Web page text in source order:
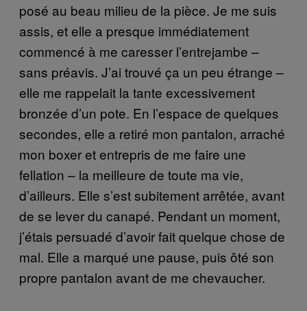
posé au beau milieu de la pièce. Je me suis
assis, et elle a presque immédiatement
commencé à me caresser l’entrejambe –
sans préavis. J’ai trouvé ça un peu étrange –
elle me rappelait la tante excessivement
bronzée d’un pote. En l’espace de quelques
secondes, elle a retiré mon pantalon, arraché
mon boxer et entrepris de me faire une
fellation – la meilleure de toute ma vie,
d’ailleurs. Elle s’est subitement arrêtée, avant
de se lever du canapé. Pendant un moment,
j’étais persuadé d’avoir fait quelque chose de
mal. Elle a marqué une pause, puis ôté son
propre pantalon avant de me chevaucher.